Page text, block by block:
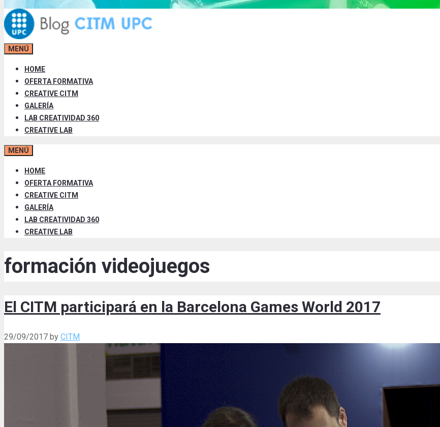
MENÚ
HOME
OFERTA FORMATIVA
CREATIVE CITM
GALERÍA
LAB CREATIVIDAD 360
CREATIVE LAB
MENÚ
HOME
OFERTA FORMATIVA
CREATIVE CITM
GALERÍA
LAB CREATIVIDAD 360
CREATIVE LAB
formación videojuegos
El CITM participará en la Barcelona Games World 2017
29/09/2017 by CITM